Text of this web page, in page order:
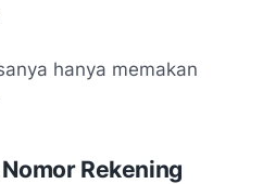
hanya memakan
Rekening